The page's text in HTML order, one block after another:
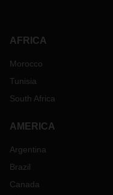
AFRICA
Morocco
Tunisia
South Africa
AMERICA
Argentina
Brazil
Canada